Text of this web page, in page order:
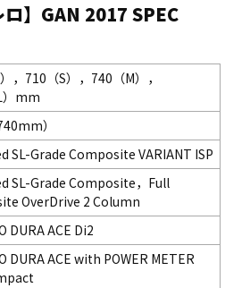
】GAN 2017 SPEC
，710（S），740（M），
）mm
）
SL-Grade Composite VARIANT ISP
SL-Grade Composite，Full
OverDrive 2 Column
DURA ACE Di2
DURA ACE with POWER METER